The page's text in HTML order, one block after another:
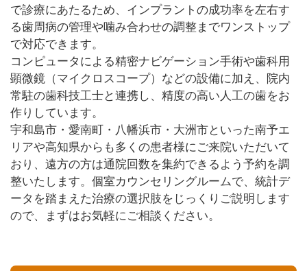
で診療にあたるため、インプラントの成功率を左右す
る歯周病の管理や噛み合わせの調整までワンストップ
で対応できます。
コンピュータによる精密ナビゲーション手術や歯科用
顕微鏡（マイクロスコープ）などの設備に加え、院内
常駐の歯科技工士と連携し、精度の高い人工の歯をお
作りしています。
宇和島市・愛南町・八幡浜市・大洲市といった南予エ
リアや高知県からも多くの患者様にご来院いただいて
おり、遠方の方は通院回数を集約できるよう予約を調
整いたします。個室カウンセリングルームで、統計デ
ータを踏まえた治療の選択肢をじっくりご説明します
ので、まずはお気軽にご相談ください。